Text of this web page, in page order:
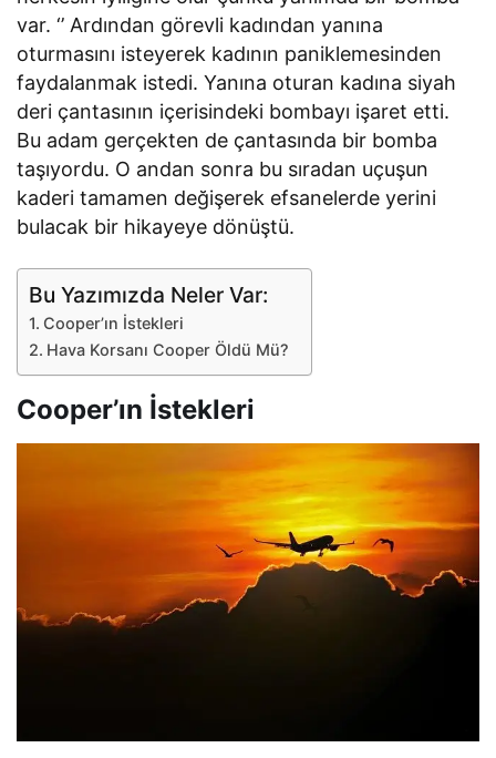
var. ‘’ Ardından görevli kadından yanına
oturmasını isteyerek kadının paniklemesinden
faydalanmak istedi. Yanına oturan kadına siyah
deri çantasının içerisindeki bombayı işaret etti.
Bu adam gerçekten de çantasında bir bomba
taşıyordu. O andan sonra bu sıradan uçuşun
kaderi tamamen değişerek efsanelerde yerini
bulacak bir hikayeye dönüştü.
Bu Yazımızda Neler Var:
Cooper’ın İstekleri
Hava Korsanı Cooper Öldü Mü?
Cooper’ın İstekleri